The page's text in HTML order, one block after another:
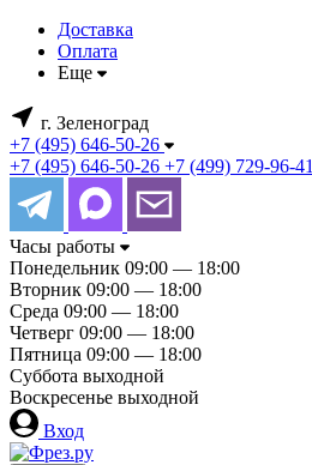
Доставка
Оплата
Еще
г. Зеленоград
+7 (495) 646-50-26
+7 (495) 646-50-26 +7 (499) 729-96-41
Часы работы
Понедельник 09:00 — 18:00
Вторник 09:00 — 18:00
Среда 09:00 — 18:00
Четверг 09:00 — 18:00
Пятница 09:00 — 18:00
Суббота выходной
Воскресенье выходной
Вход